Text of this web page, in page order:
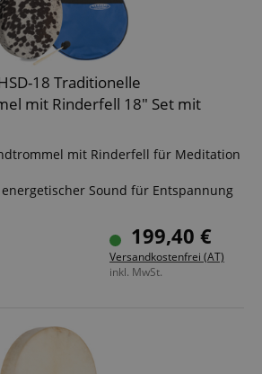
18 Traditionelle
mit Rinderfell 18" Set mit
mit Rinderfell für Meditation
Sound für Entspannung
cm) für kräftige Basstöne & tiefe
- spiele bequem im Sitzen &
Meditation & spirituelle Praxis
199,40 €
Versandkostenfrei (AT)
inkl. MwSt.